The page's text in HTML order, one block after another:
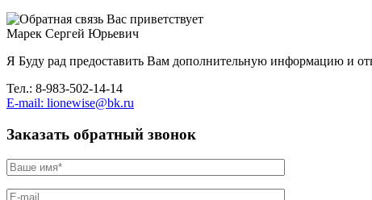
Вас приветствует
Марек Сергей Юрьевич
Я Буду рад предоставить Вам дополнительную информацию и
Тел.: 8-983-502-14-14
E-mail: lionewise@bk.ru
Заказать обратный звонок